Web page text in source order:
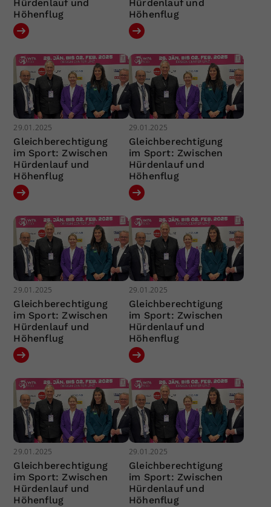
Hürdenlauf und
Höhenflug
Hürdenlauf und
Höhenflug
29.01.2025
Gleichberechtigung
im Sport: Zwischen
Hürdenlauf und
Höhenflug
29.01.2025
Gleichberechtigung
im Sport: Zwischen
Hürdenlauf und
Höhenflug
29.01.2025
Gleichberechtigung
im Sport: Zwischen
Hürdenlauf und
Höhenflug
29.01.2025
Gleichberechtigung
im Sport: Zwischen
Hürdenlauf und
Höhenflug
29.01.2025
Gleichberechtigung
im Sport: Zwischen
Hürdenlauf und
Höhenflug
29.01.2025
Gleichberechtigung
im Sport: Zwischen
Hürdenlauf und
Höhenflug